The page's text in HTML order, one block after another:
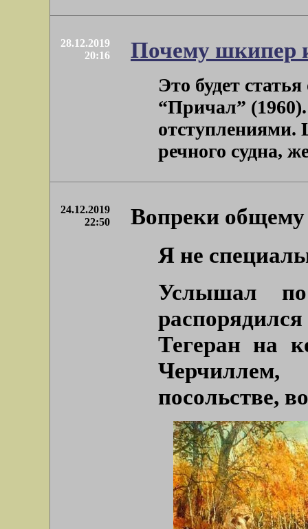
28.12.2019
20:16
Почему шкипер
Это будет
“Причал”
отступлениями.
речного судна,
24.12.2019
22:50
Вопреки
Я не
Услышал
Тегеран на
посольстве,